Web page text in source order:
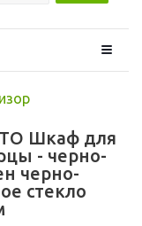
Шкаф для
- черно-
черно-
стекло